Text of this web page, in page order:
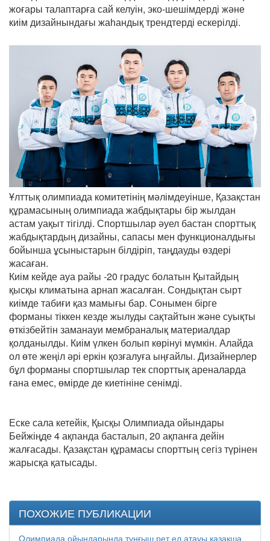
жоғары талаптарға сай келуін, эко-шешімдерді және
киім дизайнындағы жаһандық трендтерді ескерілді.
Ұлттық олимпиада комитетінің мәлімдеуінше, Қазақстан
құрамасының олимпиада жабдықтары бір жылдан
астам уақыт тігілді. Спортшылар әуел бастан спорттық
жабдықтардың дизайны, сапасы мен функционалдығы
бойынша ұсыныстарын білдіріп, таңдауды өздері
жасаған.
Киім кейде ауа райы -20 градус болатын Қытайдың
қысқы климатына арнап жасалған. Сондықтан сырт
киімде табиғи қаз мамығы бар. Сонымен бірге
форманы тіккен кезде жылуды сақтайтын және суықты
өткізбейтін заманауи мембраналық материалдар
қолданылды. Киім үлкен болып көрінуі мүмкін. Алайда
ол өте жеңіл әрі еркін қозғалуға ыңғайлы. Дизайнерлер
бұл форманы спортшылар тек спорттық ареналарда
ғана емес, өмірде де киетініне сенімді.
Еске сала кетейік, Қысқы Олимпиада ойындары
Бейжіңде 4 ақпанда басталып, 20 ақпанға дейін
жалғасады. Қазақстан құрамасы спорттың сегіз түрінен
жарысқа қатысады.
ПОХОЖИЕ ПУБЛИКАЦИИ
Олимпиада ойындарында тұңғыш рет ел атауы қазақша